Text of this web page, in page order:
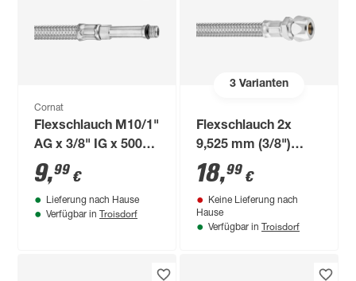
Cornat
Flexschlauch M10/1"
AG x 3/8" IG x 500
mm
9,99 €
Lieferung nach Hause
Verfügbar in Troisdorf
3Varianten
Flexschlauch 2x
9,525 mm (3/8")
IG/AG x 2000 mm
18,99 €
Keine Lieferung nach
Hause
Verfügbar in Troisdorf